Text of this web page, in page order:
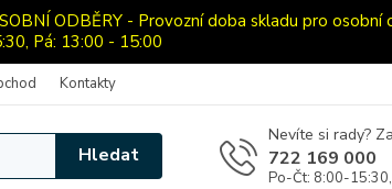
ODBĚRY - Provozní doba skladu pro
Pá: 13:00 - 15:00
Kontakty
Hledat
Nevíte si rady?
722 169 000
Po-Čt: 8:00-